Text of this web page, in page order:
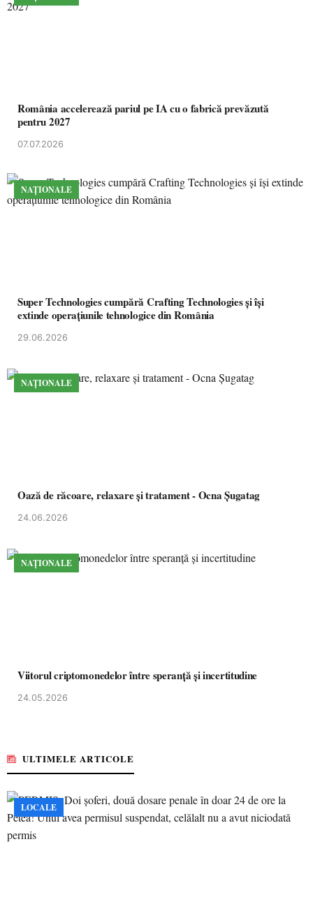
România accelerează pariul pe IA cu o fabrică prevăzută
pentru 2027
07.07.2026
NAȚIONALE
Super Technologies cumpără Crafting Technologies și își
extinde operațiunile tehnologice din România
29.06.2026
NAȚIONALE
Oază de răcoare, relaxare și tratament - Ocna Șugatag
24.06.2026
NAȚIONALE
Viitorul criptomonedelor între speranță și incertitudine
24.05.2026
ULTIMELE ARTICOLE
LOCALE